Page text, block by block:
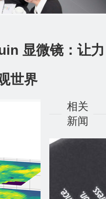
显微镜：让力
世界
相关
新闻